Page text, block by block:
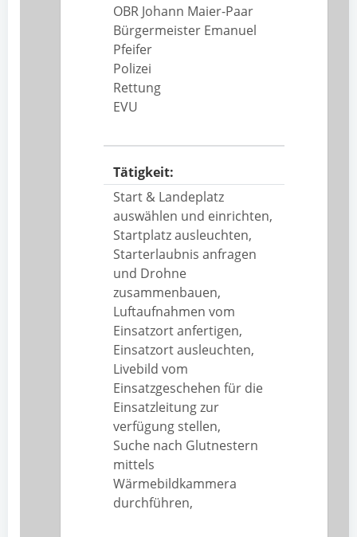
OBR Johann Maier-Paar
Bürgermeister Emanuel
Pfeifer
Polizei
Rettung
EVU
Tätigkeit:
Start & Landeplatz
auswählen und einrichten,
Startplatz ausleuchten,
Starterlaubnis anfragen
und Drohne
zusammenbauen,
Luftaufnahmen vom
Einsatzort anfertigen,
Einsatzort ausleuchten,
Livebild vom
Einsatzgeschehen für die
Einsatzleitung zur
verfügung stellen,
Suche nach Glutnestern
mittels
Wärmebildkammera
durchführen,